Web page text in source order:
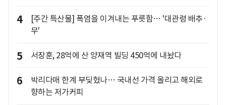
4
[주간 특산물] 폭염을 이겨내는 푸릇함… '대관령 배추·
무'
5 서장훈, 28억에 산 양재역 빌딩 450억에 내놨다
6
박리다매 한계 부딪혔나… 국내선 가격 올리고 해외로
향하는 저가커피